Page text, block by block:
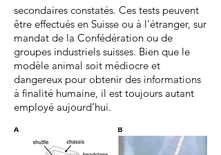
secondaires constatés. Ces tests peuvent
être effectués en Suisse ou à l’étranger, sur
mandat de la Confédération ou de
groupes industriels suisses. Bien que le
modèle animal soit médiocre et
dangereux pour obtenir des informations
à finalité humaine, il est toujours autant
employé aujourd’hui.